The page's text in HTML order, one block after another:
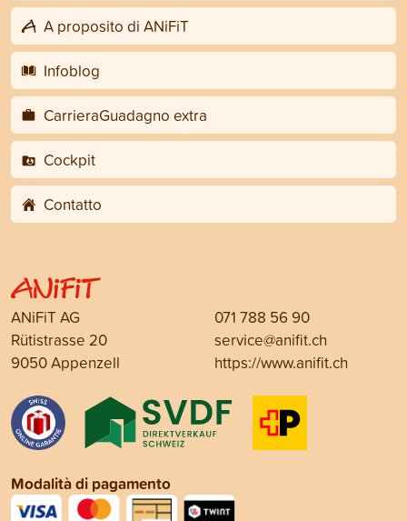
A proposito di ANiFiT
Infoblog
CarrieraGuadagno extra
Cockpit
Contatto
ANiFiT AG
Rütistrasse 20
9050 Appenzell
071 788 56 90
service@anifit.ch
https://www.anifit.ch
Modalità di pagamento